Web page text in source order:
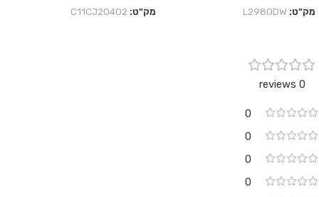
מק"ט: L2980DW מק"ט: C11CJ20402
0 reviews
0
0
0
0